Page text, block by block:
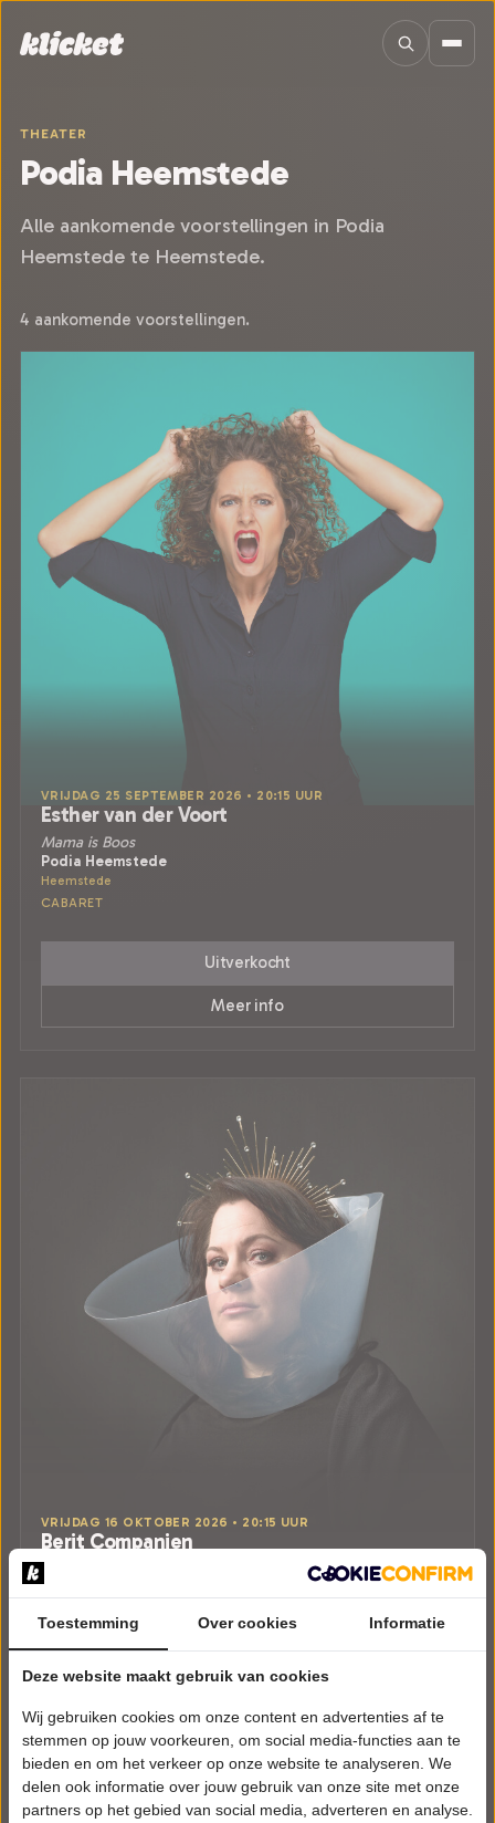
THEATER
Podia Heemstede
Alle aankomende voorstellingen in Podia
Heemstede te Heemstede.
4 aankomende voorstellingen.
VRIJDAG 25 SEPTEMBER 2026 • 20:15 UUR
Esther van der Voort
Mama is Boos
Podia Heemstede
Heemstede
CABARET
Uitverkocht
Meer info
VRIJDAG 16 OKTOBER 2026 • 20:15 UUR
Berit Companjen
Podia Heemstede
CABARET
Toestemming Over cookies Informatie
Deze website maakt gebruik van cookies
Wij gebruiken cookies om onze content en advertenties af te
stemmen op jouw voorkeuren, om social media-functies aan te
bieden en om het verkeer op onze website te analyseren. We
delen ook informatie over jouw gebruik van onze site met onze
partners op het gebied van social media, adverteren en analyse.